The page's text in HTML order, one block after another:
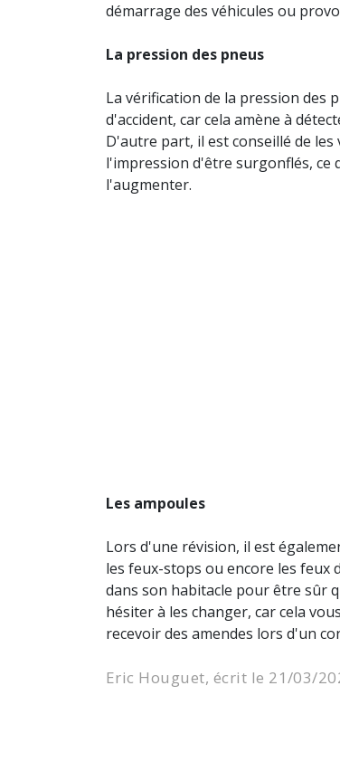
démarrage des véhicules ou
La pression des pneus
La vérification de la pression des
d'accident, car cela amène à
D'autre part, il est conseillé de
l'impression d'être surgonflés, ce
l'augmenter.
Les ampoules
Lors d'une révision, il est
les feux-stops ou encore les feux
dans son habitacle pour être sûr
hésiter à les changer, car cela
recevoir des amendes lors d'un
Eric Houguet, écrit le 21/03/